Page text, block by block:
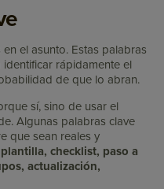
el asunto. Estas palabras
rápidamente el
de que lo abran.
sí, sino de usar el
Algunas palabras clave
que sean reales y
checklist, paso a
actualización,